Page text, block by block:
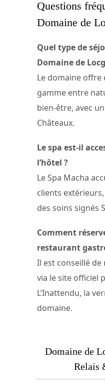
Questions
Domaine de
Quel type de
Domaine de
Le domaine offre
gamme entre
bien-être, avec
Châteaux.
Le spa est-il
l’hôtel ?
Le Spa Macha
clients
des soins signés
Comment
restaurant
Il est conseillé
via le site officiel
L’Inattendu, la
domaine.
Domaine de
Relais